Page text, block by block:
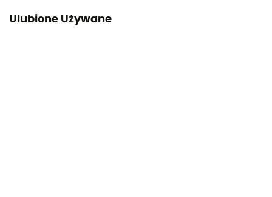
Ulubione Używane